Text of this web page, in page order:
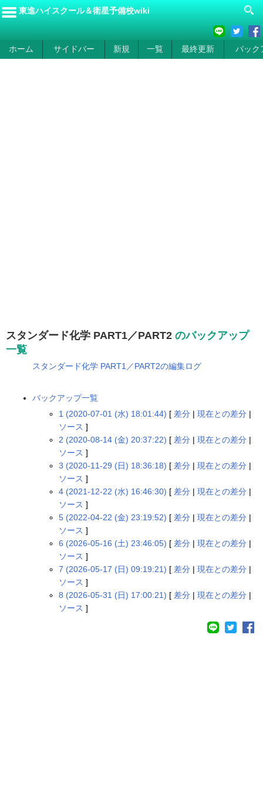
東進ハイスクール＆衛星予備校wiki
ホーム サイドバー 新規 一覧 最終更新 バック
スタンダード化学 PART1／PART2 のバックアップ
一覧
スタンダード化学 PART1／PART2の編集ログ
バックアップ一覧
1 (2020-07-01 (水) 18:01:44) [ 差分 | 現在との差分 |
ソース ]
2 (2020-08-14 (金) 20:37:22) [ 差分 | 現在との差分 |
ソース ]
3 (2020-11-29 (日) 18:36:18) [ 差分 | 現在との差分 |
ソース ]
4 (2021-12-22 (水) 16:46:30) [ 差分 | 現在との差分 |
ソース ]
5 (2022-04-22 (金) 23:19:52) [ 差分 | 現在との差分 |
ソース ]
6 (2026-05-16 (土) 23:46:05) [ 差分 | 現在との差分 |
ソース ]
7 (2026-05-17 (日) 09:19:21) [ 差分 | 現在との差分 |
ソース ]
8 (2026-05-31 (日) 17:00:21) [ 差分 | 現在との差分 |
ソース ]